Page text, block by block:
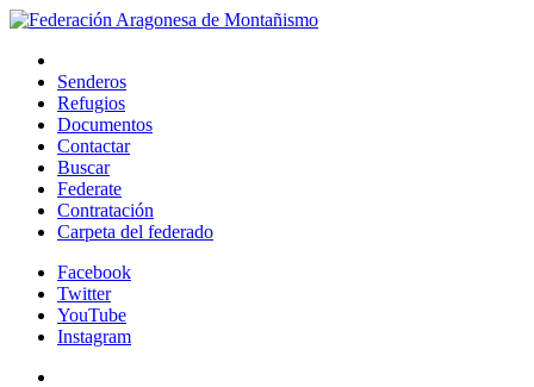
Senderos
Refugios
Documentos
Contactar
Buscar
Federate
Contratación
Carpeta del federado
Facebook
Twitter
YouTube
Instagram